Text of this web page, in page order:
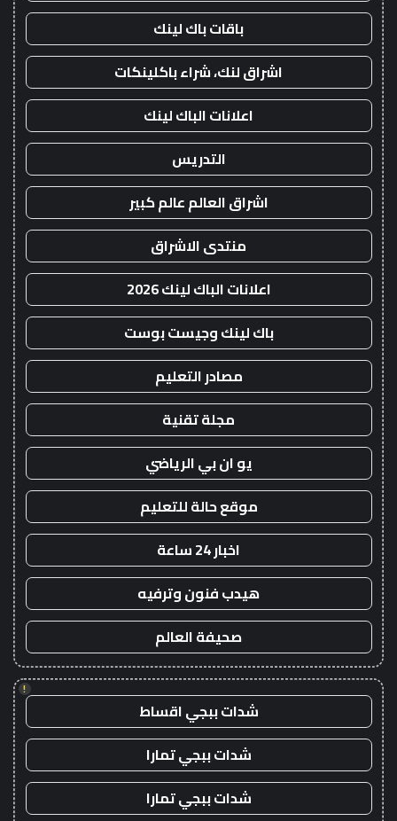
باقات باك لينك
اشراق لنك، شراء باكلينكات
اعلانات الباك لينك
التدريس
اشراق العالم عالم كبير
منتدى الاشراق
اعلانات الباك لينك 2026
باك لينك وجيست بوست
مصادر التعليم
مجلة تقنية
يو ان بي الرياضي
موقع حالة للتعليم
اخبار 24 ساعة
هيدب فنون وترفيه
صحيفة العالم
!
شدات ببجي اقساط
شدات ببجي تمارا
شدات ببجي تمارا